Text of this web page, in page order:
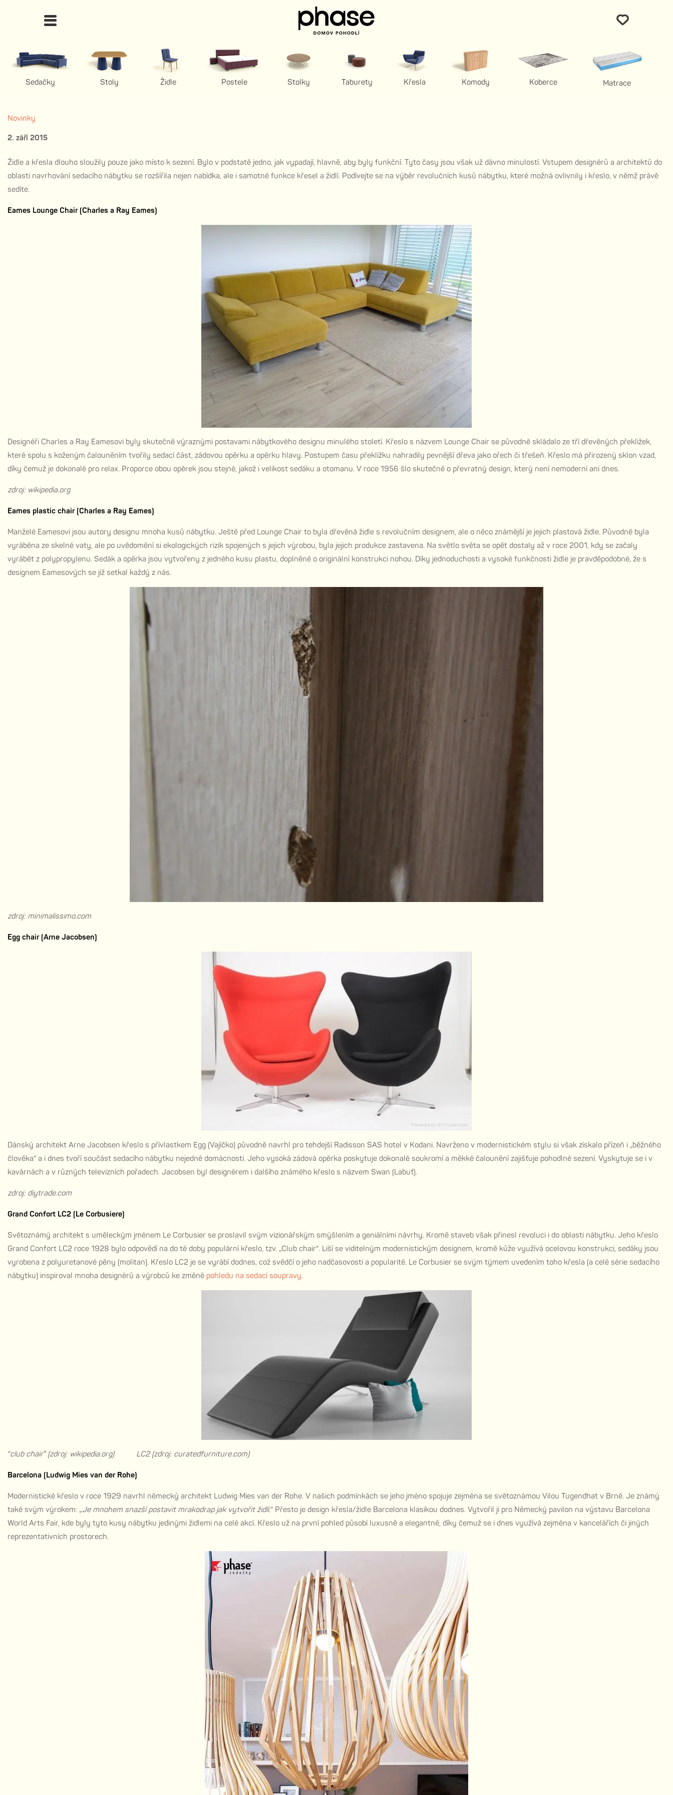
Sedačky Stoly Židle Postele Stolky Taburety Křesla Komody Koberce Matrace
Novinky
2. září 2015
Židle a křesla dlouho sloužily pouze jako místo k sezení. Bylo v podstatě jedno, jak vypadají, hlavně, aby byly funkční. Tyto časy jsou však už dávno minulostí. Vstupem designérů a architektů do
oblasti navrhování sedacího nábytku se rozšířila nejen nabídka, ale i samotné funkce křesel a židlí. Podívejte se na výběr revolučních kusů nábytku, které možná ovlivnily i křeslo, v němž právě
sedíte.
Eames Lounge Chair (Charles a Ray Eames)
Designéři Charles a Ray Eamesovi byly skutečně výraznými postavami nábytkového designu minulého století. Křeslo s názvem Lounge Chair se původně skládalo ze tří dřevěných překližek,
které spolu s koženým čalouněním tvořily sedací část, zádovou opěrku a opěrku hlavy. Postupem času překližku nahradily pevnější dřeva jako ořech či třešeň. Křeslo má přirozený sklon vzad,
díky čemuž je dokonalé pro relax. Proporce obou opěrek jsou stejné, jakož i velikost sedáku a otomanu. V roce 1956 šlo skutečně o převratný design, který není nemoderní ani dnes.
zdroj: wikipedia.org
Eames plastic chair (Charles a Ray Eames)
Manželé Eamesovi jsou autory designu mnoha kusů nábytku. Ještě před Lounge Chair to byla dřevěná židle s revolučním designem, ale o něco známější je jejich plastová židle. Původně byla
vyráběna ze skelné vaty, ale po uvědomění si ekologických rizik spojených s jejich výrobou, byla jejich produkce zastavena. Na světlo světa se opět dostaly až v roce 2001, kdy se začaly
vyrábět z polypropylenu. Sedák a opěrka jsou vytvořeny z jedného kusu plastu, doplněné o originální konstrukci nohou. Díky jednoduchosti a vysoké funkčnosti židle je pravděpodobné, že s
designem Eamesových se již setkal každý z nás.
zdroj: minimalissimo.com
Egg chair (Arne Jacobsen)
Dánský architekt Arne Jacobsen křeslo s přívlastkem Egg (Vajíčko) původně navrhl pro tehdejší Radisson SAS hotel v Kodani. Navrženo v modernistickém stylu si však získalo přízeň i „běžného
člověka“ a i dnes tvoří součást sedacího nábytku nejedné domácnosti. Jeho vysoká zádová opěrka poskytuje dokonalé soukromí a měkké čalounění zajišťuje pohodlné sezení. Vyskytuje se i v
kavárnách a v různých televizních pořadech. Jacobsen byl designérem i dalšího známého křeslo s názvem Swan (Labuť).
zdroj: diytrade.com
Grand Confort LC2 (Le Corbusiere)
Světoznámý architekt s uměleckým jménem Le Corbusier se proslavil svým vizionářským smýšlením a geniálními návrhy. Kromě staveb však přinesl revoluci i do oblasti nábytku. Jeho křeslo
Grand Confort LC2 roce 1928 bylo odpovědí na do té doby populární křeslo, tzv. „Club chair“. Liší se viditelným modernistickým designem, kromě kůže využívá ocelovou konstrukci, sedáky jsou
vyrobena z polyuretanové pěny (molitan). Křeslo LC2 je se vyrábí dodnes, což svědčí o jeho nadčasovosti a popularitě. Le Corbusier se svým týmem uvedením toho křesla (a celé série sedacího
nábytku) inspiroval mnoha designérů a výrobců ke změně pohledu na sedací soupravy.
“club chair” (zdroj: wikipedia.org) LC2 (zdroj: curatedfurniture.com)
Barcelona (Ludwig Mies van der Rohe)
Modernistické křeslo v roce 1929 navrhl německý architekt Ludwig Mies van der Rohe. V našich podmínkách se jeho jméno spojuje zejména se světoznámou Vilou Tugendhat v Brně. Je známý
také svým výrokem: „Je mnohem snazší postavit mrakodrap jak vytvořit židli.“ Přesto je design křesla/židle Barcelona klasikou dodnes. Vytvořil ji pro Německý pavilon na výstavu Barcelona
World Arts Fair, kde byly tyto kusy nábytku jedinými židlemi na celé akcí. Křeslo už na první pohled působí luxusně a elegantně, díky čemuž se i dnes využívá zejména v kancelářích či jiných
reprezentativních prostorech.